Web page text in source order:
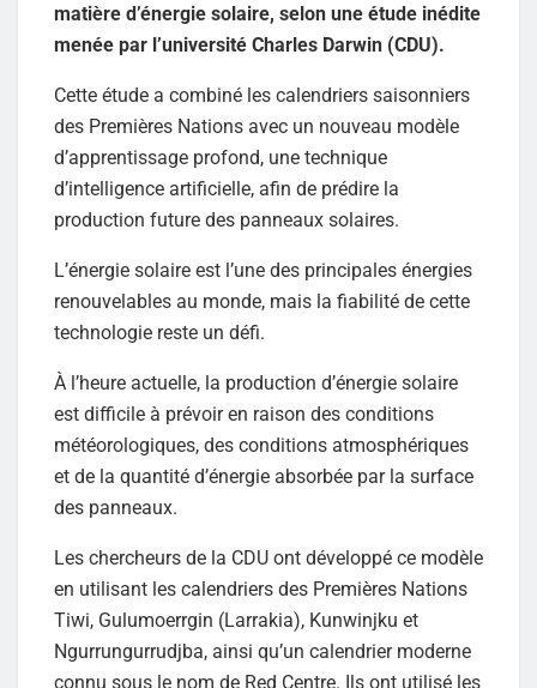
matière d’énergie solaire, selon une étude inédite
menée par l’université Charles Darwin (CDU).
Cette étude a combiné les calendriers saisonniers
des Premières Nations avec un nouveau modèle
d’apprentissage profond, une technique
d’intelligence artificielle, afin de prédire la
production future des panneaux solaires.
L’énergie solaire est l’une des principales énergies
renouvelables au monde, mais la fiabilité de cette
technologie reste un défi.
À l’heure actuelle, la production d’énergie solaire
est difficile à prévoir en raison des conditions
météorologiques, des conditions atmosphériques
et de la quantité d’énergie absorbée par la surface
des panneaux.
Les chercheurs de la CDU ont développé ce modèle
en utilisant les calendriers des Premières Nations
Tiwi, Gulumoerrgin (Larrakia), Kunwinjku et
Ngurrungurrudjba, ainsi qu’un calendrier moderne
connu sous le nom de Red Centre. Ils ont utilisé les